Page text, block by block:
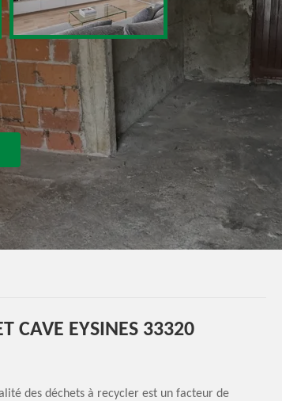
CAVE EYSINES 33320
des déchets à recycler est un facteur de